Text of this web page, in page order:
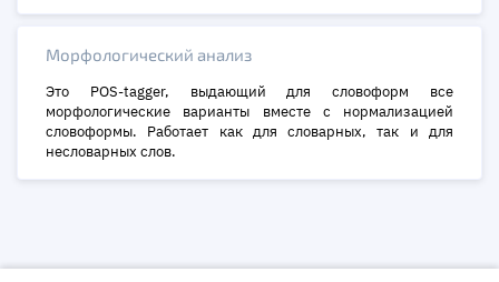
Морфологический анализ
Это POS-tagger, выдающий для словоформ все
морфологические варианты вместе с нормализацией
словоформы. Работает как для словарных, так и для
несловарных слов.